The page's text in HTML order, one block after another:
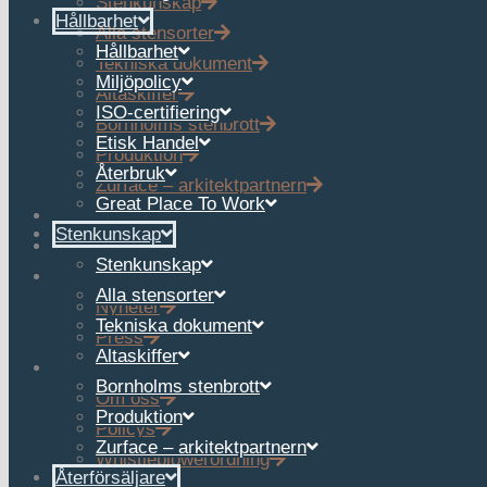
Alla stensorter
Tekniska dokument
Altaskiffer
Bornholms stenbrott
Produktion
Zurface – arkitektpartnern
Återförsäljare
Referenser
Nyheter
Nyheter
Press
Om oss
Om oss
Policys
Whistleblowerordning
Hållbarhet
Hållbarhet
Miljöpolicy
ISO-certifiering
Etisk Handel
Återbruk
Great Place To Work
Stenkunskap
Stenkunskap
Alla stensorter
Tekniska dokument
Altaskiffer
Bornholms stenbrott
Produktion
Zurface – arkitektpartnern
Återförsäljare